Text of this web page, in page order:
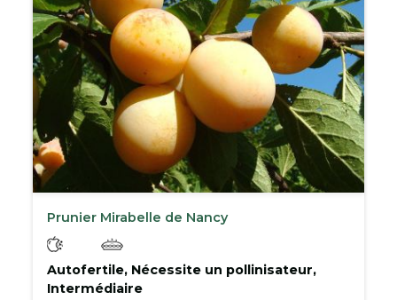
Prunier Mirabelle de Nancy
Autofertile, Nécessite un pollinisateur,
Intermédiaire